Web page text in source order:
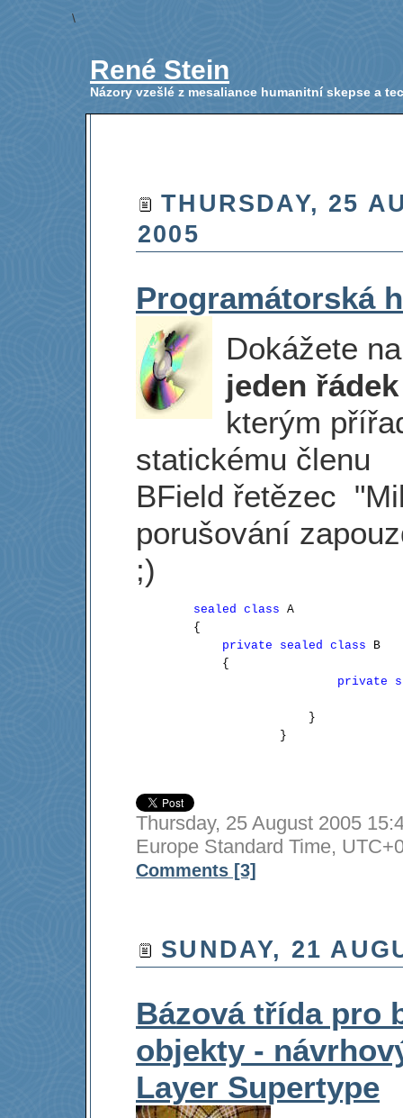
\
René Stein
Názory vzešlé z mesaliance humanitní skepse a
THURSDAY, 25
2005
Programátorská
Dokážete
jeden
kterým
statickému členu
BField řetězec
porušování
;)
sealed class A
        {
private
sealed class B
            {
private
                        }
Thursday, 25 August 2005
Europe Standard Time,
Comments [3]
SUNDAY, 21
Bázová třída pro
objekty -
Layer Supertype